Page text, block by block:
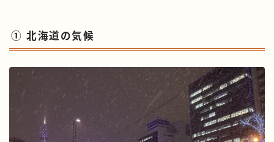
① 北海道の気候